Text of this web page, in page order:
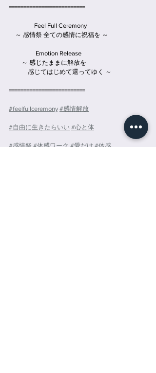
==========================
Feel Full Ceremony
～ 感情祭 全ての感情に祝福を ～
Emotion Release
～ 感じたままに解放を
感じてはじめて還ってゆく ～
==========================
#feelfullceremony #感情解放
#自由に生きたらいい #心と体
#感情祭 #体感ワーク #愛だけ #体感